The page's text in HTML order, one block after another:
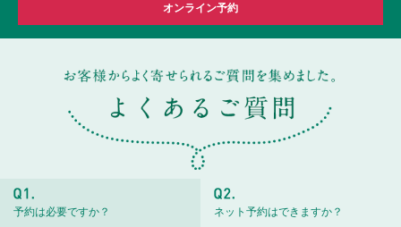
オンライン予約
予約は必要ですか？ ネット予約はできますか？